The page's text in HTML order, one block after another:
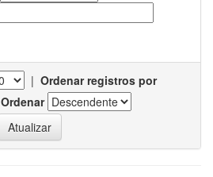
| Ordenar registros por
Ordenar